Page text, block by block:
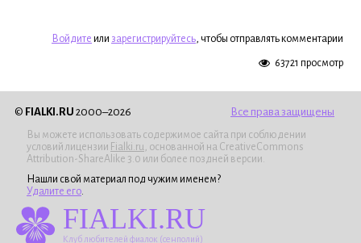
Войдите или зарегистрируйтесь, чтобы отправлять комментарии
63721 просмотр
© FIALKI.RU 2000–2026 Все права защищены
Вы можете использовать содержимое сайта при соблюдении
условий лицензии Fialki.ru, основанной на CreativeCommons
Attribution-ShareAlike 3.0 или более поздней версии.
Нашли свой материал под чужим именем?
Удалите его.
FIALKI.RU
Клуб любителей фиалок (сенполий)